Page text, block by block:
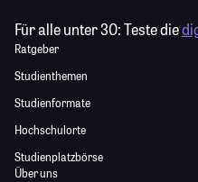
Für alle unter 30:Teste die
Ratgeber
Studienthemen
Studienformate
Hochschulorte
Studienplatzbörse
Über uns